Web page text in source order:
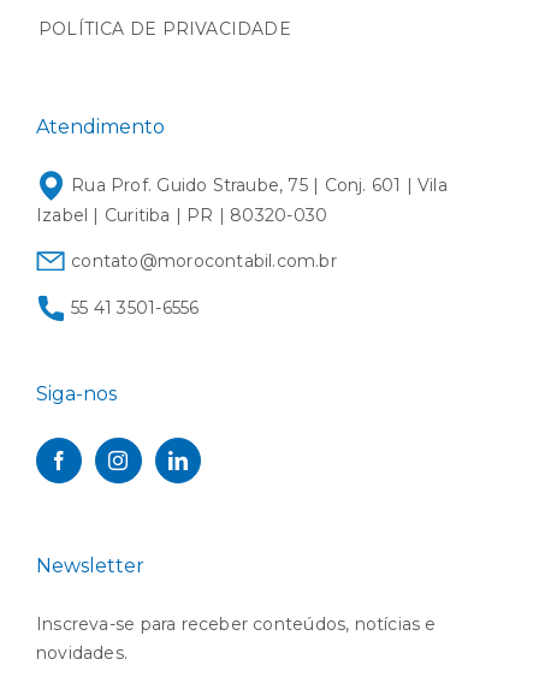
POLÍTICA DE PRIVACIDADE
Atendimento
Rua Prof. Guido Straube, 75 | Conj. 601 | Vila
Izabel | Curitiba | PR | 80320-030
contato@morocontabil.com.br
55 41 3501-6556
Siga-nos
Newsletter
Inscreva-se para receber conteúdos, notícias e
novidades.